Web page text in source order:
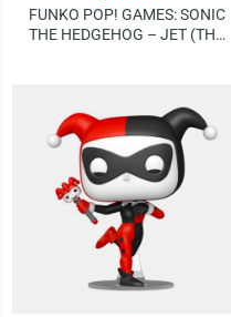
FUNKO POP! GAMES: SONIC
THE HEDGEHOG – JET (THE